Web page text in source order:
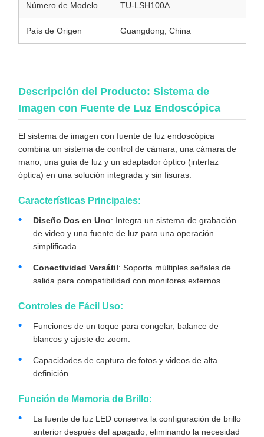
Número de Modelo TU-LSH100A
País de Origen Guangdong, China
Descripción del Producto: Sistema de
Imagen con Fuente de Luz Endoscópica
El sistema de imagen con fuente de luz endoscópica
combina un sistema de control de cámara, una cámara de
mano, una guía de luz y un adaptador óptico (interfaz
óptica) en una solución integrada y sin fisuras.
Características Principales:
Diseño Dos en Uno: Integra un sistema de grabación
de video y una fuente de luz para una operación
simplificada.
Conectividad Versátil: Soporta múltiples señales de
salida para compatibilidad con monitores externos.
Controles de Fácil Uso:
Funciones de un toque para congelar, balance de
blancos y ajuste de zoom.
Capacidades de captura de fotos y videos de alta
definición.
Función de Memoria de Brillo:
La fuente de luz LED conserva la configuración de brillo
anterior después del apagado, eliminando la necesidad